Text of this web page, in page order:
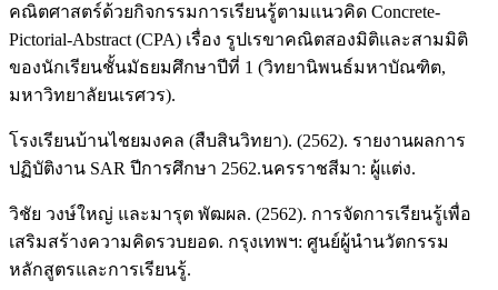
คณิตศาสตร์ด้วยกิจกรรมการเรียนรู้ตามแนวคิด Concrete-
Pictorial-Abstract (CPA) เรื่อง รูปเรขาคณิตสองมิติและสามมิติ
ของนักเรียนชั้นมัธยมศึกษาปีที่ 1 (วิทยานิพนธ์มหาบัณฑิต,
มหาวิทยาลัยนเรศวร).
โรงเรียนบ้านไชยมงคล (สืบสินวิทยา). (2562). รายงานผลการ
ปฏิบัติงาน SAR ปีการศึกษา 2562.นครราชสีมา: ผู้แต่ง.
วิชัย วงษ์ใหญ่ และมารุต พัฒผล. (2562). การจัดการเรียนรู้เพื่อ
เสริมสร้างความคิดรวบยอด. กรุงเทพฯ: ศูนย์ผู้นำนวัตกรรม
หลักสูตรและการเรียนรู้.